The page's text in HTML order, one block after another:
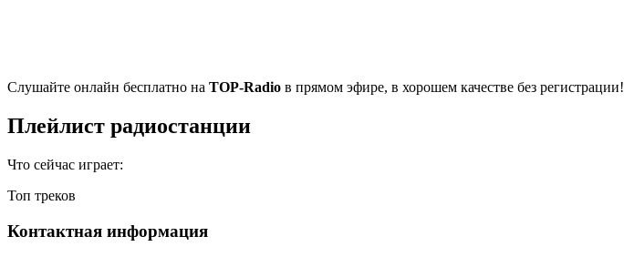
Cлушайте онлайн бесплатно на TOP-Radio в прямом эфире, в хорошем качестве без регистрации!
Плейлист радиостанции
Что сейчас играет:
Топ треков
Контактная информация